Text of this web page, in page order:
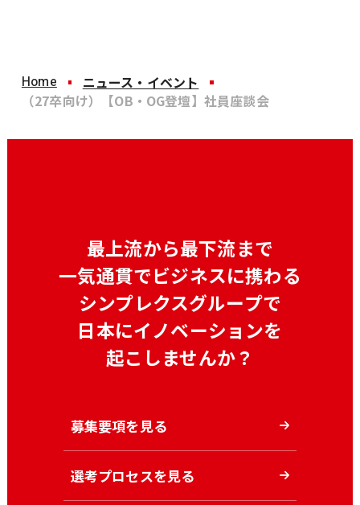
Home
ニュース・イベント
（27卒向け）【OB・OG登壇】社員座談会
最上流から最下流まで
一気通貫でビジネスに携わる
シンプレクスグループで
日本にイノベーションを
起こしませんか？
募集要項を見る
選考プロセスを見る